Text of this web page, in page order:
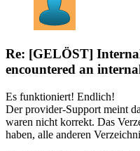
Re: [GELÖST]
encountered an
Es funktioniert! Endlich!
Der provider-Support meint
waren nicht korrekt. Das
haben, alle anderen